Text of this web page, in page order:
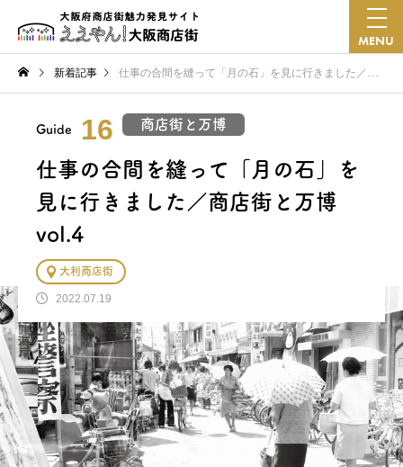
MENU
新着記事 仕事の合間を縫って「月の石」を見に行きました／商店街と万博 vol.4
Guide 16 商店街と万博
仕事の合間を縫って「月の石」を
見に行きました／商店街と万博
vol.4
大利商店街
2022.07.19